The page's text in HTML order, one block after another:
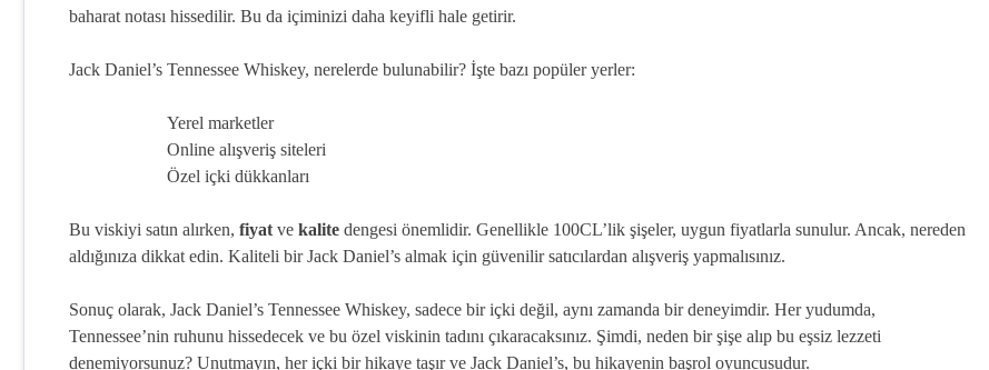
baharat notası hissedilir. Bu da içiminizi daha keyifli hale getirir.
Jack Daniel’s Tennessee Whiskey, nerelerde bulunabilir? İşte bazı popüler yerler:
Yerel marketler
Online alışveriş siteleri
Özel içki dükkanları
Bu viskiyi satın alırken, fiyat ve kalite dengesi önemlidir. Genellikle 100CL’lik şişeler, uygun fiyatlarla sunulur. Ancak, nereden
aldığınıza dikkat edin. Kaliteli bir Jack Daniel’s almak için güvenilir satıcılardan alışveriş yapmalısınız.
Sonuç olarak, Jack Daniel’s Tennessee Whiskey, sadece bir içki değil, aynı zamanda bir deneyimdir. Her yudumda,
Tennessee’nin ruhunu hissedecek ve bu özel viskinin tadını çıkaracaksınız. Şimdi, neden bir şişe alıp bu eşsiz lezzeti
denemiyorsunuz? Unutmayın, her içki bir hikaye taşır ve Jack Daniel’s, bu hikayenin başrol oyuncusudur.